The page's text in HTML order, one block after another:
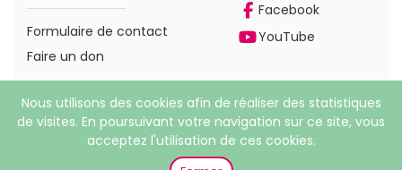
Formulaire de contact
Faire un don
Facebook
YouTube
© 2026 Elles bougent. Tous droits réservés |Mentions
Politique de confidentialité
Nous utilisons des cookies afin de réaliser des statistiques
de visites. En poursuivant votre navigation sur ce site, vous
acceptez l'utilisation de ces cookies.